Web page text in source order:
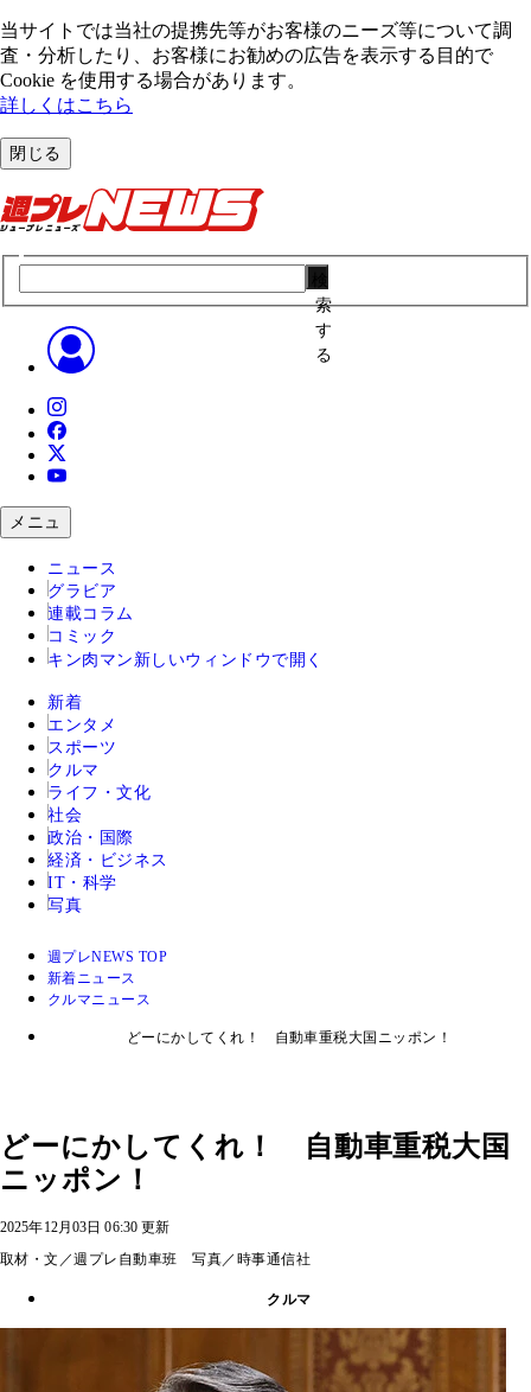
当サイトでは当社の提携先等がお客様のニーズ等について調
査・分析したり、お客様にお勧めの広告を表⽰する⽬的で
Cookie を使⽤する場合があります。
詳しくはこちら
閉じる
索
す
る
メニュ
ニュース
グラビア
連載コラム
コミック
キン肉マン 新しいウィンドウで開く
新着
エンタメ
スポーツ
クルマ
ライフ・文化
社会
政治・国際
経済・ビジネス
IT・科学
写真
週プレNEWS TOP
新着ニュース
クルマニュース
どーにかしてくれ！ 自動車重税大国ニッポン！
どーにかしてくれ！ 自動車重税大国
ニッポン！
2025年12月03日 06:30 更新
取材・文／週プレ自動車班 写真／時事通信社
クルマ